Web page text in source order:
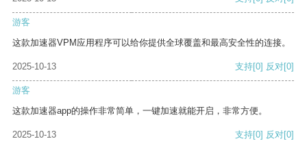
游客
这款加速器VPM应用程序可以给你提供全球覆盖和最高安全性的连接。
2025-10-13 支持[0] 反对[0]
游客
这款加速器app的操作非常简单，一键加速就能开启，非常方便。
2025-10-13 支持[0] 反对[0]